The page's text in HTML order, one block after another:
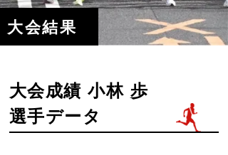
大会結果
大会成績 小林 歩
選手データ